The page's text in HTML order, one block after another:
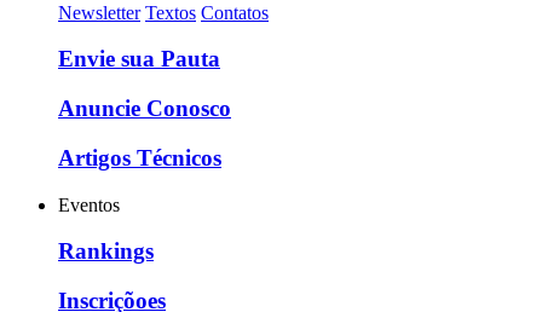
Newsletter Textos Contatos
Envie sua Pauta
Anuncie Conosco
Artigos Técnicos
Eventos
Rankings
Inscriçõoes